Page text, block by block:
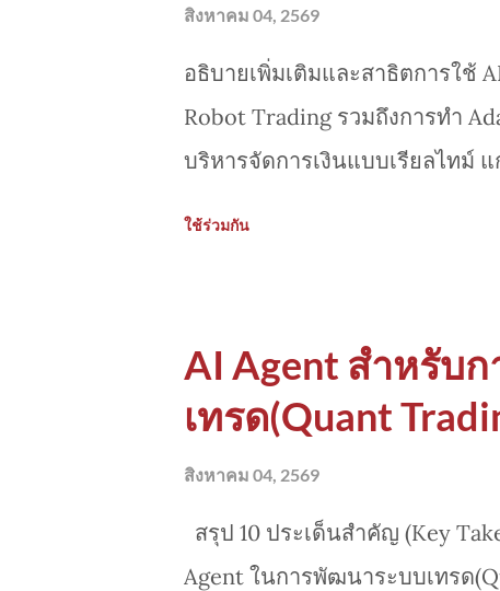
ความเสี่ยงรวมได้ดี นอกจากนี้เร
กระจายไปตาม พารามิเตอร์ เช่
กำหนด รวมถึงใช้การรวบโซน/ส
ในแต่ละไม้ ที่มีการ scale ได้ทำใ
Agent มาพัฒนาระบบเทรดกริด ,
สิงหาคม 04, 2569
อธิบายเพิ่มเติมและสาธิตการใช้
Robot Trading รวมถึงการทำ
บริหารจัดการเงินแบบเรียลไทม์
ใช้ร่วมกัน
AI Agent สำหรับ
เทรด(Quant
สิงหาคม 04, 2569
สรุป 10 ประเด็นสำคัญ (Key
Agent ในการพัฒนาระบบเทรด